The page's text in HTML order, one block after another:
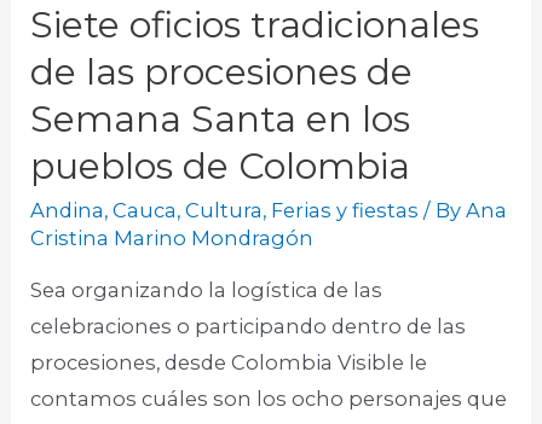
Siete oficios tradicionales
de las procesiones de
Semana Santa en los
pueblos de Colombia
Andina,Cauca,Cultura, Ferias y fiestas / ByAna
Cristina Marino Mondragón
Sea organizando la logística de las
celebraciones o participando dentro de las
procesiones, desde Colombia Visible le
contamos cuáles son los ocho personajes que